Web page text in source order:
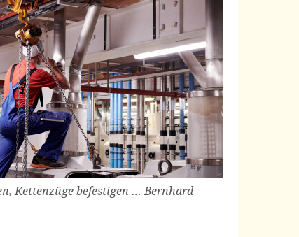
Kettenzüge befestigen … Bernhard